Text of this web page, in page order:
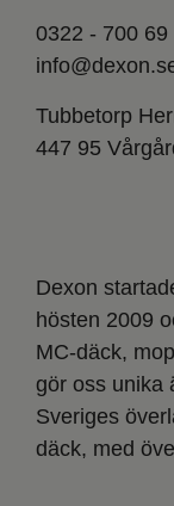
0322 - 700 69
Tubbetorp
447 95
Dexon
hösten 2009
MC-däck,
gör oss unika
Sveriges
däck, med